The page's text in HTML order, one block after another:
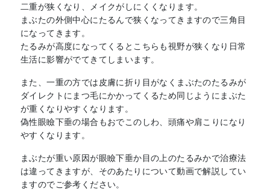
二重が狭くなり、メイクがしにくくなります。
まぶたの外側中心にたるんで狭くなってきますので三角目
になってきます。
たるみが高度になってくるとこちらも視野が狭くなり日常
生活に影響がでてきてしまいます。
また、一重の方では皮膚に折り目がなくまぶたのたるみが
ダイレクトにまつ毛にかかってくるため同じようにまぶた
が重くなりやすくなります。
偽性眼瞼下垂の場合もおでこのしわ、頭痛や肩こりになり
やすくなります。
まぶたが重い原因が眼瞼下垂か目の上のたるみかで治療法
は違ってきますが、そのあたりについて動画で解説してい
ますのでご参考ください。